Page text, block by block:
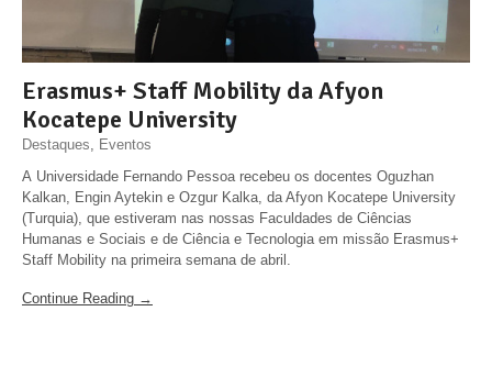
Erasmus+ Staff Mobility da Afyon
Kocatepe University
Destaques
Eventos
A Universidade Fernando Pessoa recebeu os docentes Oguzhan
Kalkan, Engin Aytekin e Ozgur Kalka, da Afyon Kocatepe University
(Turquia), que estiveram nas nossas Faculdades de Ciências
Humanas e Sociais e de Ciência e Tecnologia em missão Erasmus+
Staff Mobility na primeira semana de abril.
Continue Reading →